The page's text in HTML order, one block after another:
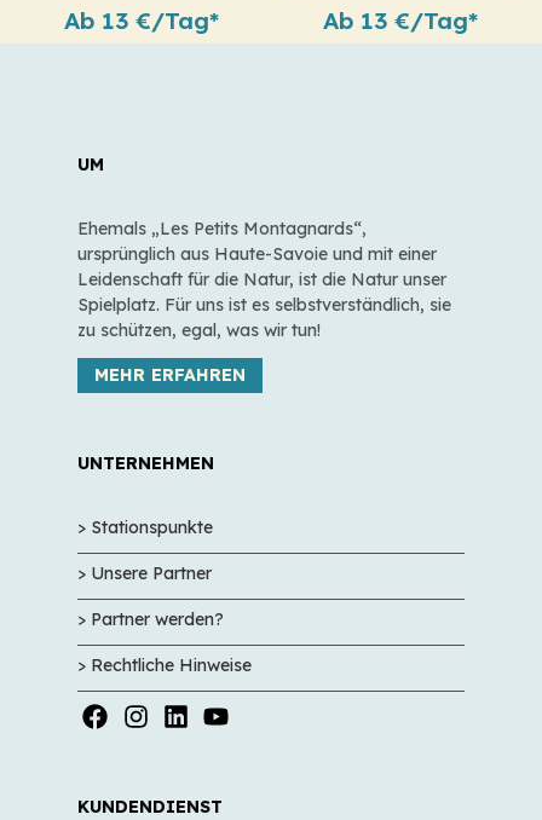
Ab 13 €/Tag* Ab 13 €/Tag*
UM
Ehemals „Les Petits Montagnards“,
ursprünglich aus Haute-Savoie und mit einer
Leidenschaft für die Natur, ist die Natur unser
Spielplatz. Für uns ist es selbstverständlich, sie
zu schützen, egal, was wir tun!
MEHR ERFAHREN
UNTERNEHMEN
> Stationspunkte
> Unsere Partner
> Partner werden?
> Rechtliche Hinweise
KUNDENDIENST